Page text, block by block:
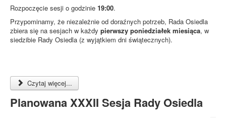
Rozpoczęcie sesji o godzinie 19:00.
Przypominamy, że niezależnie od doraźnych potrzeb, Rada Osiedla
zbiera się na sesjach w każdy pierwszy poniedziałek miesiąca, w
siedzibie Rady Osiedla (z wyjątkiem dni świątecznych).
Czytaj więcej...
Planowana XXXII Sesja Rady Osiedla